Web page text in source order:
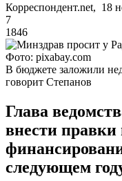
Корреспондент.net, 18
7
1846
Фото: pixabay.com
В бюджете заложили
говорит Степанов
Глава
внести правки
следующем